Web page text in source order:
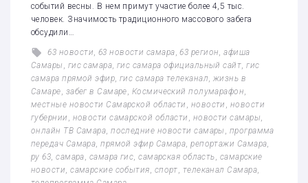
событий весны. В нем примут участие более 4,5 тыс.
человек. Значимость традиционного массового забега
обсудили…
63 новости, 63 новости самара,63 регион,афиша
Самары , гис самара,гис самара официальный сайт,гис
самара прямой эфир,гис самара телеканал, жизнь в
Самаре, забег в Самаре, Космический полумарафон,
местные новости Самарской области , новости , новости
губернии , новости самарской области , новости самары,
онлайн ТВ Самара,последние новости самары , программа
передач Самара,прямой эфир Самара,репортажи Самара,
ру 63,самара, самара гис,самарская область, самарские
новости,самарские события, спорт, телеканал Самара,